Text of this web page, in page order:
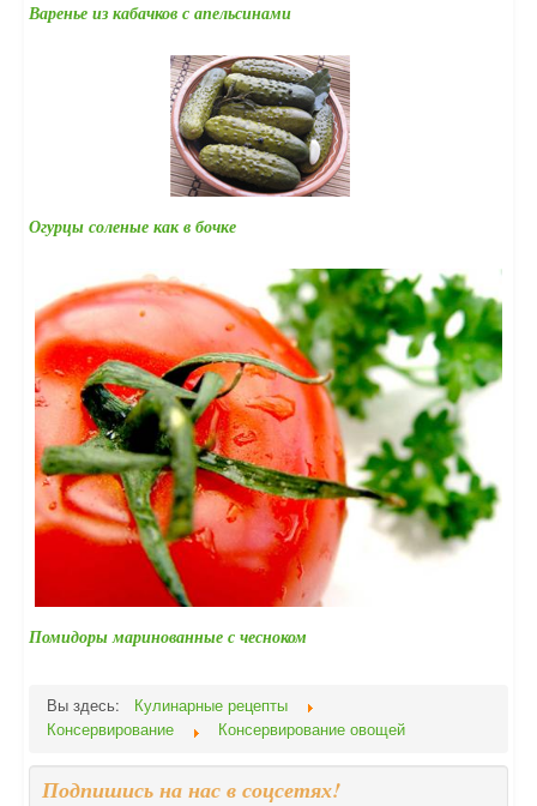
Варенье из кабачков с апельсинами
Огурцы соленые как в бочке
Помидоры маринованные с чесноком
Вы здесь:
Кулинарные рецепты
Консервирование
Консервирование овощей
Подпишись на нас в соцсетях!